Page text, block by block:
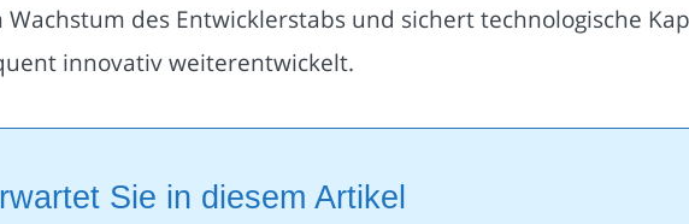
des Entwicklerstabs und sichert technologische
innovativ weiterentwickelt.
Sie in diesem Artikel